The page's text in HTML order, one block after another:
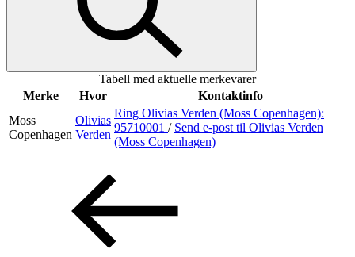
Aktiviteter
Merker
Inspirasjon
Tabell med aktuelle merkevarer
Merke
Hvor
Kontaktinfo
Moss
Copenhagen
Olivias
Verden
Ring Olivias Verden (Moss Copenhagen):
95710001 / Send e-post til Olivias Verden
(Moss Copenhagen)